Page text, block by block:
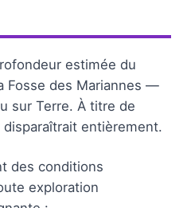
estimée du
Fosse des Mariannes —
sur Terre. À titre de
entièrement.
des conditions
exploration